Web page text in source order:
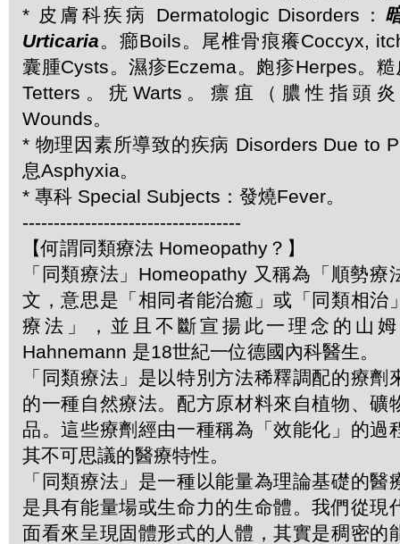
* 皮膚科疾病 Dermatologic Disorders：
Urticaria。癤Boils。尾椎骨痕癢Coccyx,
囊腫Cysts。濕疹Eczema。皰疹Herpes。
Tetters。疣Warts。瘭疽（膿性指頭
Wounds。
* 物理因素所導致的疾病 Disorders Due to
息Asphyxia。
* 專科 Special Subjects：發燒Fever。
-----------------------------------
【何謂同類療法 Homeopathy？】
「同類療法」Homeopathy 又稱為「順勢療
文，意思是「相同者能治癒」或「同類相治
療法」，並且不斷宣揚此一理念的山
Hahnemann 是18世紀一位德國內科醫生。
「同類療法」是以特別方法稀釋調配的療劑
的一種自然療法。配方原材料來自植物、礦
品。這些療劑經由一種稱為「效能化」的過
其不可思議的醫療特性。
「同類療法」是一種以能量為理論基礎的醫
是具有能量場或生命力的生命體。我們從現
面看來呈現固體形式的人體，其實是稠密的